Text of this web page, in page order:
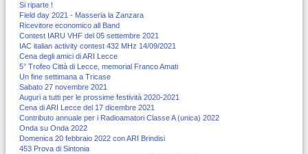
Si riparte !
Field day 2021 - Masseria la Zanzara
Ricevitore economico all Band
Contest IARU VHF del 05 settembre 2021
IAC italian activity contest 432 MHz 14/09/2021
Cena degli amici di ARI Lecce
5° Trofeo Città di Lecce, memorial Franco Amati
Un fine settimana a Tricase
Sabato 27 novembre 2021
Auguri a tutti per le prossime festività 2020-2021
Cena di ARI Lecce del 17 dicembre 2021
Contributo annuale per i Radioamatori Classe A (unica) 2022
Onda su Onda 2022
Domenica 20 febbraio 2022 con ARI Brindisi
453 Prova di Sintonia